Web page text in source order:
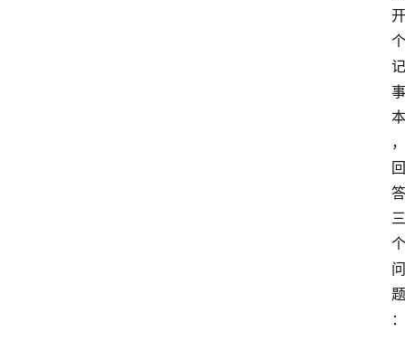
开
个
记
事
本
，
回
答
三
个
问
题
：